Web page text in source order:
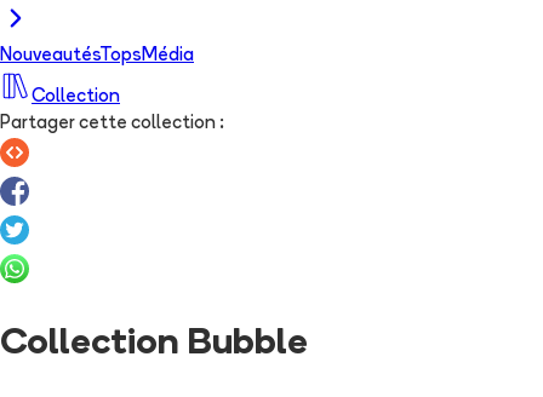
NouveautésTops Média
Collection
Partager cette collection :
Collection Bubble